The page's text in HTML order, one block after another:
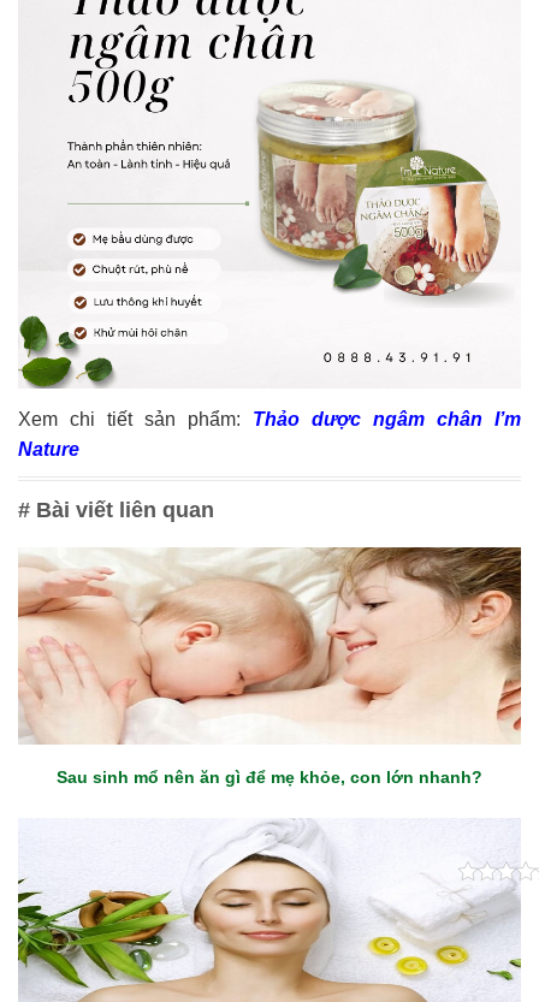
Xem chi tiết sản phẩm: Thảo dược ngâm chân I’m
Nature
# Bài viết liên quan
Sau sinh mổ nên ăn gì để mẹ khỏe, con lớn nhanh?